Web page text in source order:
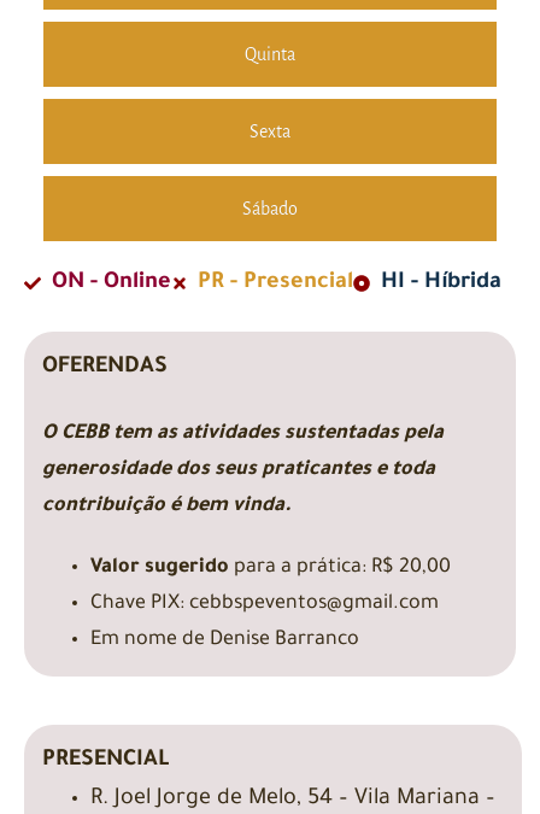
Quinta
Sexta
Sábado
ON - Online PR - Presencial HI - Híbrida
OFERENDAS
O CEBB tem as atividades sustentadas pela
generosidade dos seus praticantes e toda
contribuição é bem vinda.
Valor sugerido para a prática: R$ 20,00
Chave PIX: cebbspeventos@gmail.com
Em nome de Denise Barranco
PRESENCIAL
R. Joel Jorge de Melo, 54 – Vila Mariana –